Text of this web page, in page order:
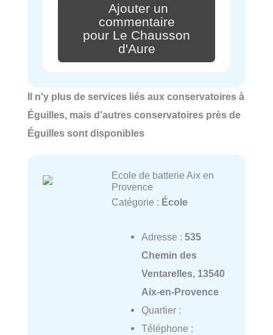
Ajouter un
commentaire
pour Le Chausson
d'Aure
Il n'y plus de services liés aux conservatoires à
Éguilles, mais d'autres conservatoires près de
Éguilles sont disponibles
Ecole de batterie Aix en
Provence
Catégorie : École
Adresse : 535
Chemin des
Ventarelles, 13540
Aix-en-Provence
Quartier :
Téléphone :